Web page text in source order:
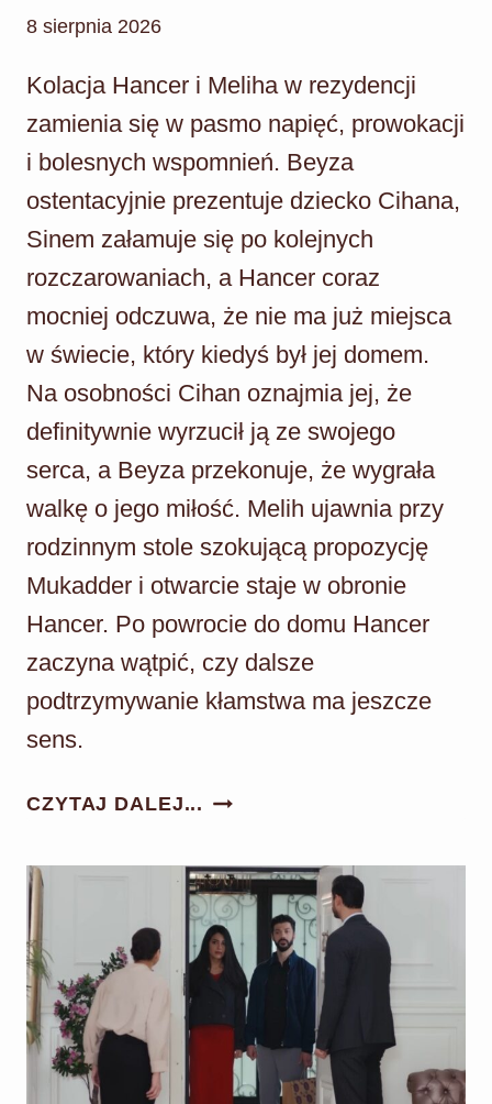
8 sierpnia 2026
Kolacja Hancer i Meliha w rezydencji
zamienia się w pasmo napięć, prowokacji
i bolesnych wspomnień. Beyza
ostentacyjnie prezentuje dziecko Cihana,
Sinem załamuje się po kolejnych
rozczarowaniach, a Hancer coraz
mocniej odczuwa, że nie ma już miejsca
w świecie, który kiedyś był jej domem.
Na osobności Cihan oznajmia jej, że
definitywnie wyrzucił ją ze swojego
serca, a Beyza przekonuje, że wygrała
walkę o jego miłość. Melih ujawnia przy
rodzinnym stole szokującą propozycję
Mukadder i otwarcie staje w obronie
Hancer. Po powrocie do domu Hancer
zaczyna wątpić, czy dalsze
podtrzymywanie kłamstwa ma jeszcze
sens.
CZYTAJ DALEJ... PANNA
173:
BEYZA
KONTRA
HANCER!
KOLEJNA
ODSŁONA
WOJNY!